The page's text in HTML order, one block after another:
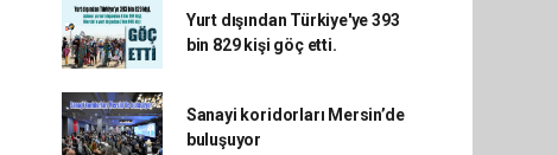
Yurt dışından Türkiye'ye 393
bin 829 kişi göç etti.
Sanayi koridorları Mersin’de
buluşuyor